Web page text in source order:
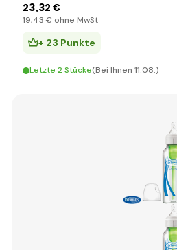
23,32 €
19,43 € ohne MwSt
+ 23 Punkte
Letzte 2 Stücke(Bei Ihnen 11.08.)